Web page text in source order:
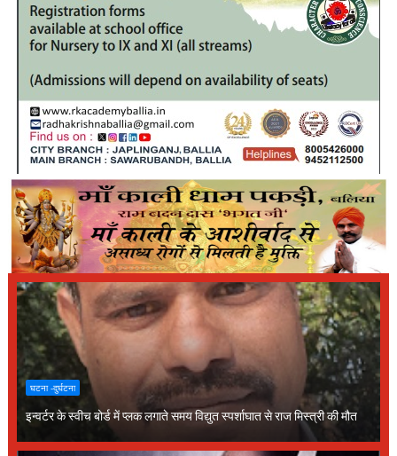
घटना -दुर्घटना
इन्वर्टर के स्वीच बोर्ड में प्लक लगाते समय विद्युत स्पर्शाघात से राज मिस्त्री की मौत